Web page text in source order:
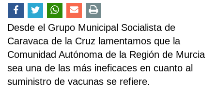
Desde el Grupo Municipal Socialista de
Caravaca de la Cruz lamentamos que la
Comunidad Autónoma de la Región de Murcia
sea una de las más ineficaces en cuanto al
suministro de vacunas se refiere.